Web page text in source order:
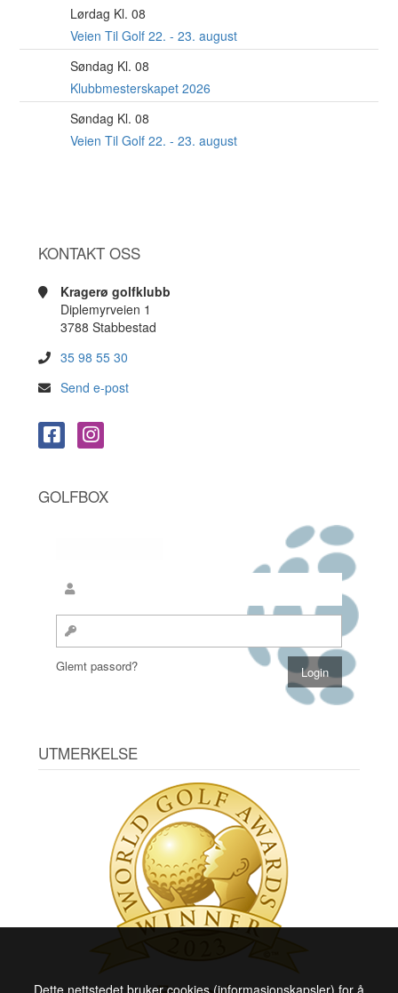
Lørdag Kl. 08
Veien Til Golf 22. - 23. august
Søndag Kl. 08
Klubbmesterskapet 2026
Søndag Kl. 08
Veien Til Golf 22. - 23. august
KONTAKT OSS
Kragerø golfklubb
Diplemyrveien 1
3788 Stabbestad
35 98 55 30
Send e-post
GOLFBOX
Glemt passord?
UTMERKELSE
Dette nettstedet bruker cookies (informasjonskapsler) for å